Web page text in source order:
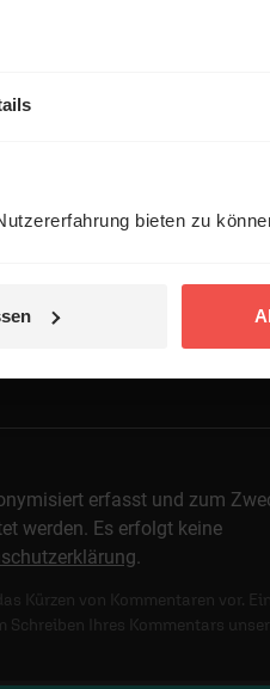
bieten zu
erfasst und zum
werden. Es erfolgt keine
.
Kürzen von Kommentaren vor. Ein
Ihres Kommentars